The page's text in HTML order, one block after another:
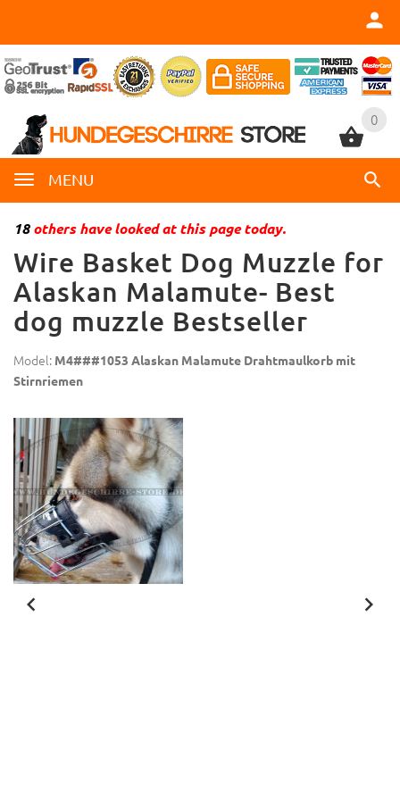
0
MENU
0
18others have looked at this page today.
Wire Basket Dog Muzzle for
Alaskan Malamute- Best
dog muzzle Bestseller
Model: M4###1053 Alaskan Malamute Drahtmaulkorb mit
Stirnriemen